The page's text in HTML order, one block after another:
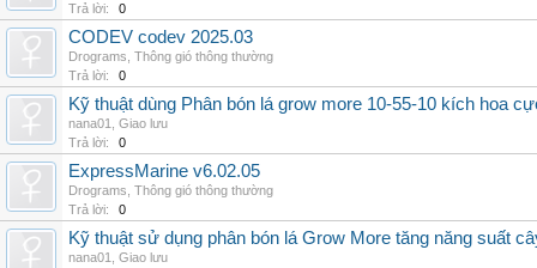
Trả lời:
0
CODEV codev 2025.03
Drograms Thông gió thông thường
Trả lời:
0
Kỹ thuật dùng Phân bón lá grow more 10-55-10 kích hoa
nana01
Giao lưu
Trả lời:
0
ExpressMarine v6.02.05
Drograms Thông gió thông thường
Trả lời:
0
Kỹ thuật sử dụng phân bón lá Grow More tăng năng suất
nana01
Giao lưu